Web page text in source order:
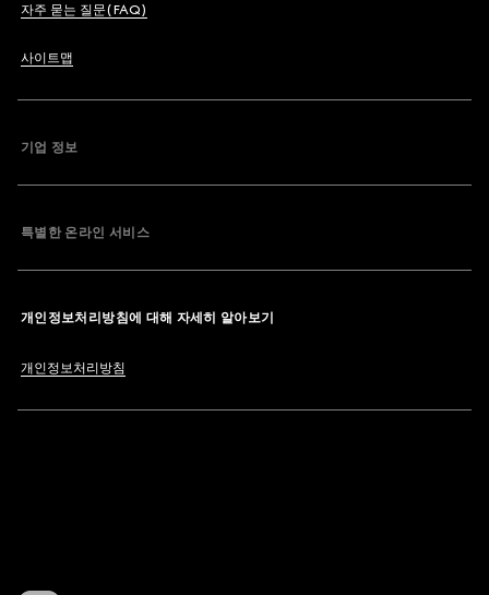
자주 묻는 질문(FAQ)
사이트맵
기업 정보
특별한 온라인 서비스
개인정보처리방침에 대해 자세히 알아보기
개인정보처리방침